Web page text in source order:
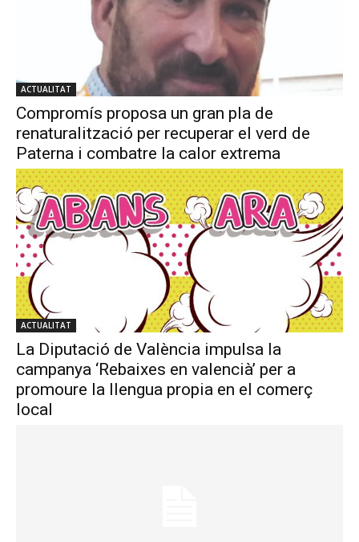
ACTUALITAT
Compromís proposa un gran pla de
renaturalització per recuperar el verd de
Paterna i combatre la calor extrema
ACTUALITAT
La Diputació de València impulsa la
campanya ‘Rebaixes en valencià’ per a
promoure la llengua propia en el comerç
local